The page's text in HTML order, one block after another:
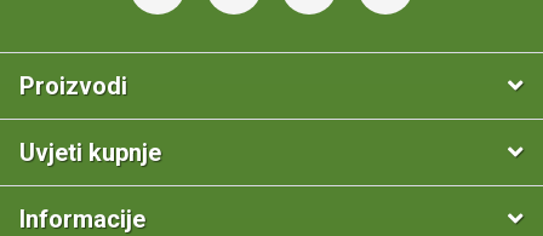
Proizvodi
Uvjeti kupnje
Informacije